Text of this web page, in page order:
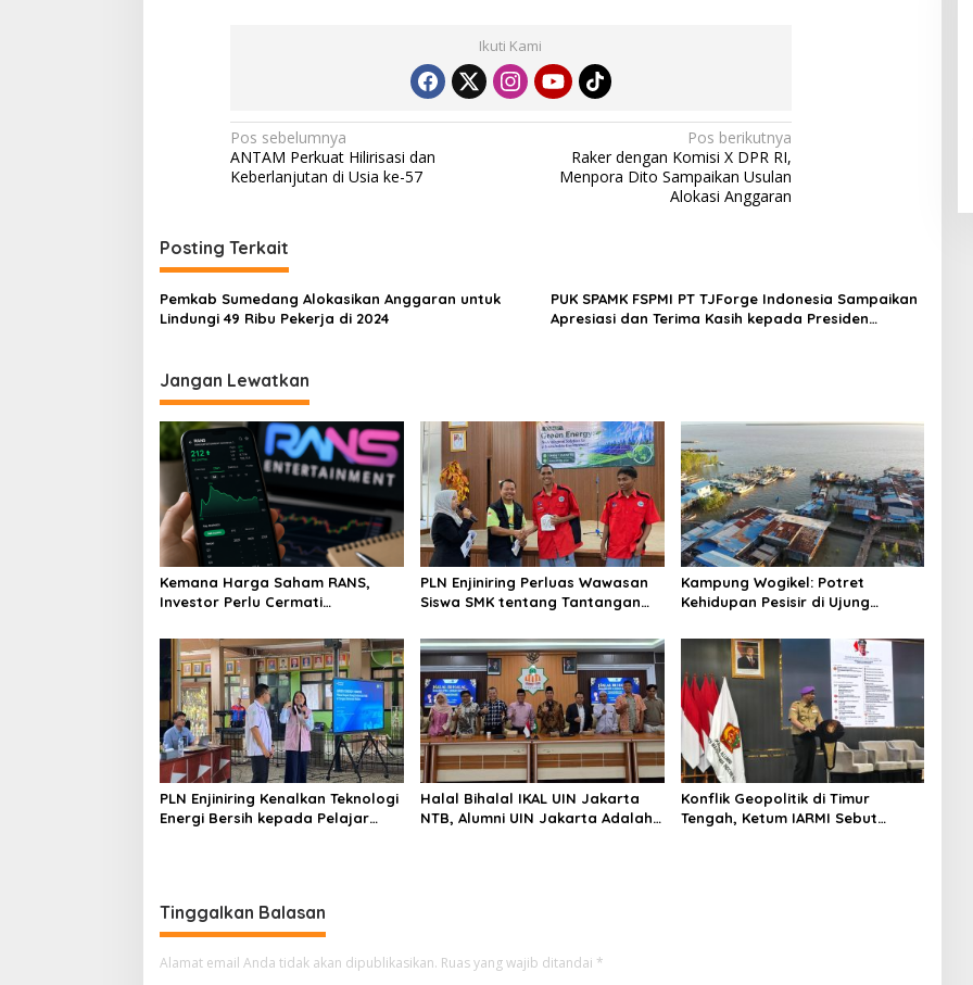
Ikuti Kami
Navigasi
pos
Pos sebelumnya
ANTAM Perkuat Hilirisasi dan
Keberlanjutan di Usia ke-57
Pos berikutnya
Raker dengan Komisi X DPR RI,
Menpora Dito Sampaikan Usulan
Alokasi Anggaran
Posting Terkait
Pemkab Sumedang Alokasikan Anggaran untuk
Lindungi 49 Ribu Pekerja di 2024
PUK SPAMK FSPMI PT TJForge Indonesia Sampaikan
Apresiasi dan Terima Kasih kepada Presiden
Jangan Lewatkan
Kemana Harga Saham RANS,
Investor Perlu Cermati
Spekulasi Berlebihan
PLN Enjiniring Perluas Wawasan
Siswa SMK tentang Tantangan
Kampung Wogikel: Potret
Kehidupan Pesisir di Ujung
Tengah Keterbatasan
PLN Enjiniring Kenalkan Teknologi
Energi Bersih kepada Pelajar
Halal Bihalal IKAL UIN Jakarta
NTB, Alumni UIN Jakarta Adalah
Konflik Geopolitik di Timur
Tengah, Ketum IARMI Sebut
Tinggalkan Balasan
Alamat email Anda tidak akan dipublikasikan. Ruas yang wajib ditandai *